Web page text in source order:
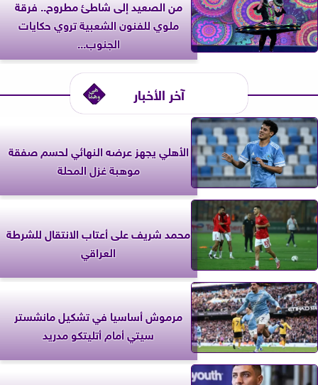
من الصعيد إلى شاطئ مطروح.. فرقة
ملوي للفنون الشعبية تروي حكايات
الجنوب...
آخر الأخبار
الأهلي يجهز عرضه النهائي لحسم صفقة
موهبة غزل المحلة
محمد شريف على أعتاب الانتقال للشرطة
العراقي
مرموش أساسيا في تشكيل مانشستر
سيتي أمام أتليتكو مدريد